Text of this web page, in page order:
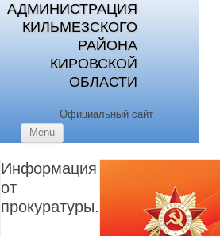
АДМИНИСТРАЦИЯ
КИЛЬМЕЗСКОГО
РАЙОНА
КИРОВСКОЙ
ОБЛАСТИ
Официальный сайт
Menu
Информация
от
прокуратуры.